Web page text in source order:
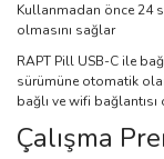
Kullanmadan önce 24
olmasını sağlar
RAPT Pill USB-C ile
sürümüne otomatik
bağlı ve wifi bağlantısı
Çalışma